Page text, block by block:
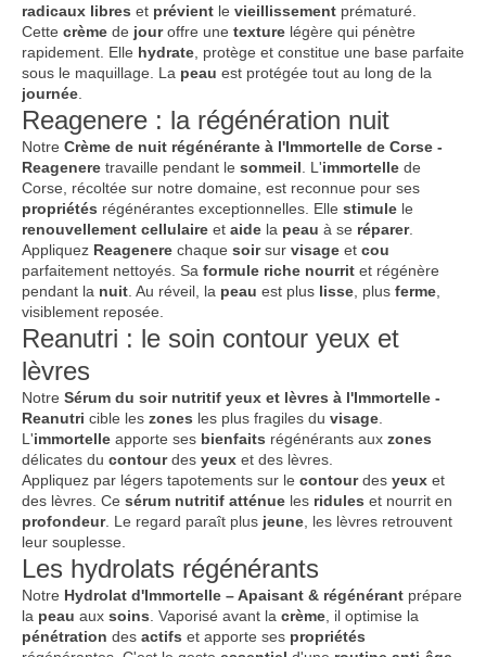
radicaux libres et prévient le vieillissement prématuré.
Cette crème de jouroffre une texture légère qui pénètre
rapidement. Elle hydrate , protège et constitue une base parfaite
sous le maquillage. La peau est protégée tout au long de la
journée
Reagenere : la régénération nuit
Notre Crème de nuit régénérante à l'Immortelle de Corse -
Reagenere travaille pendant le sommeil . L'immortelle de
Corse, récoltée sur notre domaine, est reconnue pour ses
propriétés régénérantes exceptionnelles. Elle stimule le
renouvellement cellulaire et aide la peau à se réparer.
Appliquez Reagenere chaque soirsur visage et cou
parfaitement nettoyés. Sa formule riche nourrit et régénère
pendant la nuit . Au réveil, la peau est plus lisse , plus ferme
visiblement reposée.
Reanutri : le soin contour yeux et
lèvres
Notre Sérum du soir nutritif yeux et lèvres à l'Immortelle -
Reanutri cible les zones les plus fragiles du visage
L'immortelle apporte ses bienfaits régénérants aux zones
délicates du contourdes yeux et des lèvres.
Appliquez par légers tapotements sur le contourdes yeux et
des lèvres. Ce sérum nutritif atténue les ridules et nourrit en
profondeur. Le regard paraît plus jeune , les lèvres retrouvent
leur souplesse.
Les hydrolats régénérants
Notre Hydrolat d'Immortelle – Apaisant & régénérant prépare
la peau aux soins . Vaporisé avant la crème , il optimise la
pénétration des actifs et apporte ses propriétés